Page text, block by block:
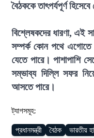
বৈঠককে তাৎপর্যপূর্ণ
বিশ্লেষকদের ধারণা, এই
সম্পর্ক কোন পথে এগোতে
যেতে পারে। পাশাপাশি
সম্ভাব্য দিল্লি সফর
আসতে পারে।
ট্যাগসমূহ:
প্রধানমন্ত্রী বৈঠক ভারতীয়